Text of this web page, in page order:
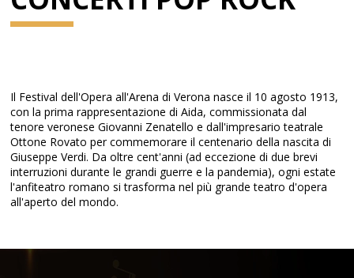
Il Festival dell'Opera all'Arena di Verona nasce il 10 agosto 1913,
con la prima rappresentazione di Aida, commissionata dal
tenore veronese Giovanni Zenatello e dall'impresario teatrale
Ottone Rovato per commemorare il centenario della nascita di
Giuseppe Verdi. Da oltre cent'anni (ad eccezione di due brevi
interruzioni durante le grandi guerre e la pandemia), ogni estate
l'anfiteatro romano si trasforma nel più grande teatro d'opera
all'aperto del mondo.